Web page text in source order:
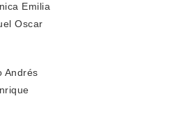
Emilia
Oscar
Andrés